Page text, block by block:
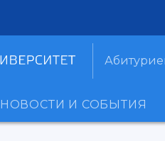
НОВОСТИ И СОБЫТИЯ